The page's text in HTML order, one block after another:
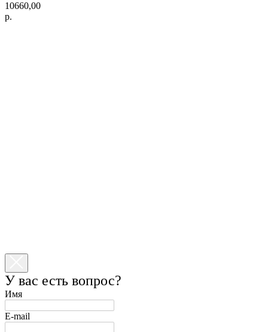
10660,00
р.
У вас есть вопрос?
Имя
E-mail